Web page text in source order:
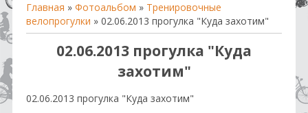
Главная » Фотоальбом » Тренировочные
велопрогулки » 02.06.2013 прогулка "Куда захотим"
02.06.2013 прогулка "Куда
захотим"
02.06.2013 прогулка "Куда захотим"